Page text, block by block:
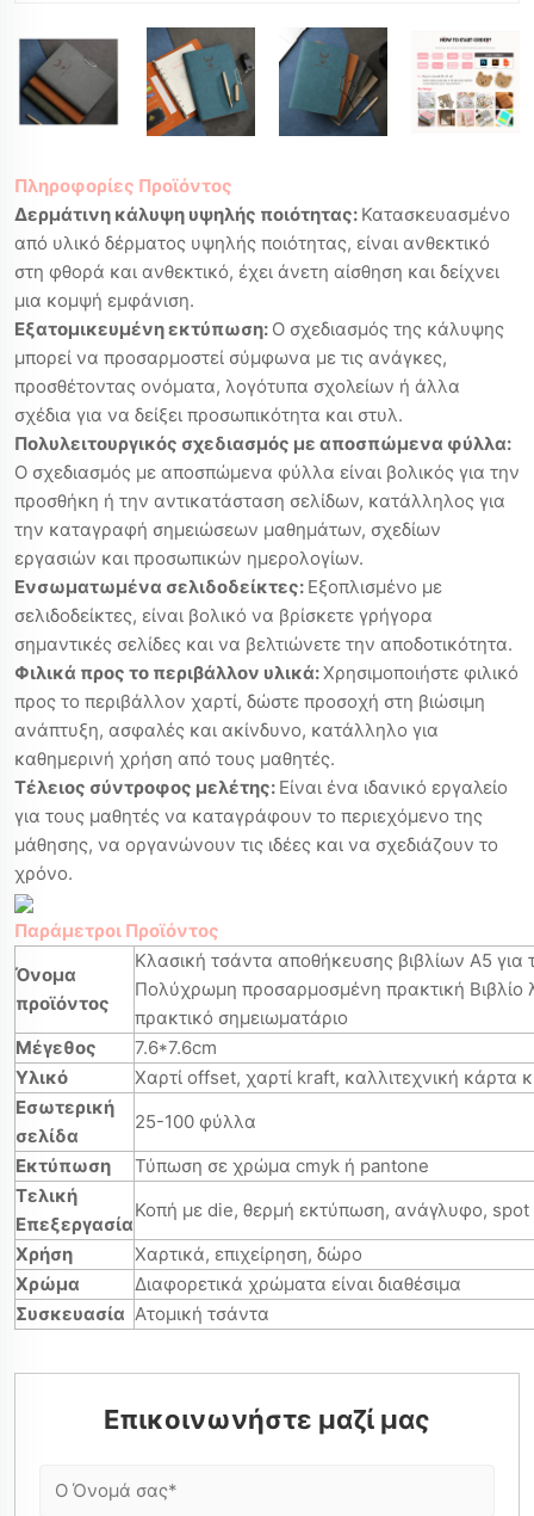
Πληροφορίες Προϊόντος
Δερμάτινη κάλυψη υψηλής ποιότητας: Κατασκευασμένο
από υλικό δέρματος υψηλής ποιότητας, είναι ανθεκτικό
στη φθορά και ανθεκτικό, έχει άνετη αίσθηση και δείχνει
μια κομψή εμφάνιση.
Εξατομικευμένη εκτύπωση: Ο σχεδιασμός της κάλυψης
μπορεί να προσαρμοστεί σύμφωνα με τις ανάγκες,
προσθέτοντας ονόματα, λογότυπα σχολείων ή άλλα
σχέδια για να δείξει προσωπικότητα και στυλ.
Πολυλειτουργικός σχεδιασμός με αποσπώμενα φύλλα:
Ο σχεδιασμός με αποσπώμενα φύλλα είναι βολικός για την
προσθήκη ή την αντικατάσταση σελίδων, κατάλληλος για
την καταγραφή σημειώσεων μαθημάτων, σχεδίων
εργασιών και προσωπικών ημερολογίων.
Ενσωματωμένα σελιδοδείκτες: Εξοπλισμένο με
σελιδοδείκτες, είναι βολικό να βρίσκετε γρήγορα
σημαντικές σελίδες και να βελτιώνετε την αποδοτικότητα.
Φιλικά προς το περιβάλλον υλικά:Χρησιμοποιήστε φιλικό
προς το περιβάλλον χαρτί, δώστε προσοχή στη βιώσιμη
ανάπτυξη, ασφαλές και ακίνδυνο, κατάλληλο για
καθημερινή χρήση από τους μαθητές.
Τέλειος σύντροφος μελέτης: Είναι ένα ιδανικό εργαλείο
για τους μαθητές να καταγράφουν το περιεχόμενο της
μάθησης, να οργανώνουν τις ιδέες και να σχεδιάζουν το
χρόνο.
Παράμετροι Προϊόντος
Όνομα
προϊόντος
Κλασική τσάντα αποθήκευσης βιβλίων A5
Πολύχρωμη προσαρμοσμένη πρακτική
πρακτικό σημειωματάριο
Μέγεθος
7.6*7.6cm
Υλικό
Χαρτί offset, χαρτί kraft, καλλιτεχνική κάρτα
Εσωτερική
σελίδα
25-100 φύλλα
Εκτύπωση
Τύπωση σε χρώμα cmyk ή pantone
Τελική
Επεξεργασία
Κοπή με die, θερμή εκτύπωση, ανάγλυφο, spot
Χρήση
Χαρτικά, επιχείρηση, δώρο
Χρώμα
Διαφορετικά χρώματα είναι διαθέσιμα
Συσκευασία Ατομική τσάντα
Επικοινωνήστε μαζί μας